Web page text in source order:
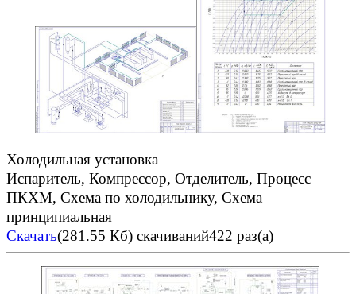
Холодильная установка
Испаритель, Компрессор, Отделитель, Процесс
ПКХМ, Схема по холодильнику, Схема
принципиальная
Скачать(281.55 Кб) скачиваний422 раз(а)